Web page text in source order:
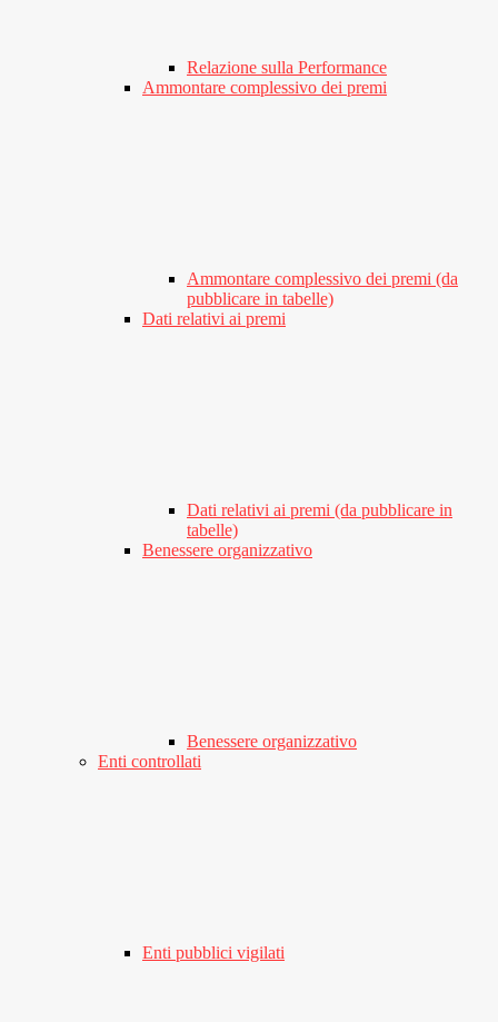
Relazione sulla Performance
Ammontare complessivo dei premi
Ammontare complessivo dei premi (da
pubblicare in tabelle)
Dati relativi ai premi
Dati relativi ai premi (da pubblicare in
tabelle)
Benessere organizzativo
Benessere organizzativo
Enti controllati
Enti pubblici vigilati